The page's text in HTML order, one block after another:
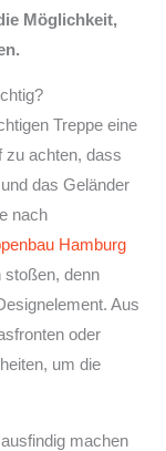
Möglichkeit,
Treppe eine
zu achten, dass
das Geländer
nach
Hamburg
stoßen, denn
Aus
oder
um die
machen